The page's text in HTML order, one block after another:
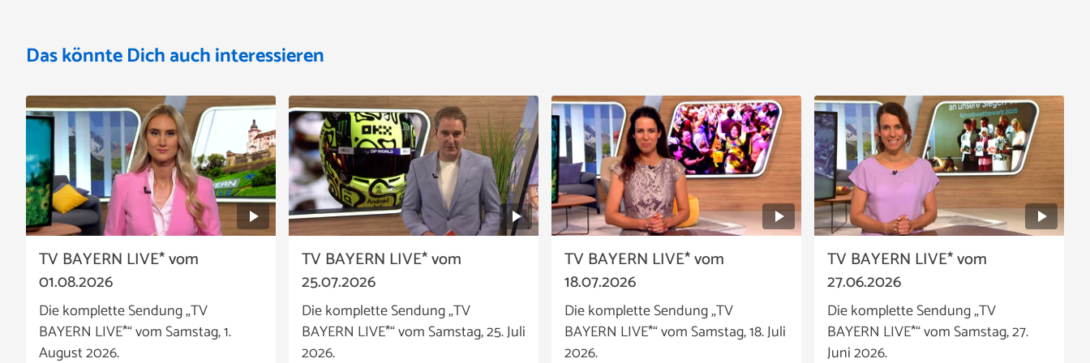
Das könnte Dich auch interessieren
TV BAYERN LIVE* vom
01.08.2026
Die komplette Sendung „TV
BAYERN LIVE*“ vom Samstag, 1.
August 2026.
TV BAYERN LIVE* vom
25.07.2026
Die komplette Sendung „TV
BAYERN LIVE*“ vom Samstag, 25. Juli
2026.
TV BAYERN LIVE* vom
18.07.2026
Die komplette Sendung „TV
BAYERN LIVE*“ vom Samstag, 18. Juli
2026.
TV BAYERN LIVE* vom
27.06.2026
Die komplette Sendung „TV
BAYERN LIVE*“ vom Samstag, 27.
Juni 2026.